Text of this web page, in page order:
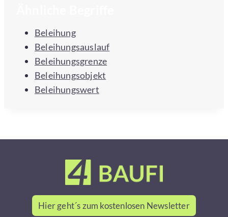
Beleihung
Beleihungsauslauf
Beleihungsgrenze
Beleihungsobjekt
Beleihungswert
Hier geht´s zum kostenlosen Newsletter